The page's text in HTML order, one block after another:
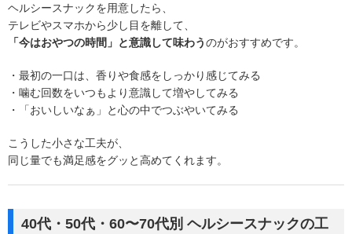
ヘルシースナックを用意したら、
テレビやスマホから少し目を離して、
「今はおやつの時間」と意識して味わうのがおすすめです。
・最初の一口は、香りや食感をしっかり感じてみる
・噛む回数をいつもより意識して増やしてみる
・「おいしいなぁ」と心の中でつぶやいてみる
こうした小さな工夫が、
同じ量でも満足感をグッと高めてくれます。
40代・50代・60〜70代別 ヘルシースナックの工